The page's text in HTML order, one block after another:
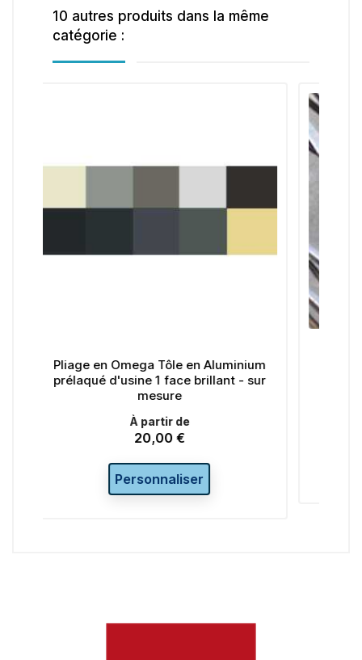
10 autres produits dans la même
catégorie :
en Aluminium
brillant - sur
Pliage en Omega Tôle en
Damier -sur mesure